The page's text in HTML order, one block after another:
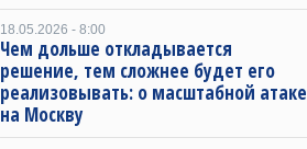
18.05.2026 - 8:00
Чем дольше откладывается
решение, тем сложнее будет его
реализовывать: о масштабной атаке
на Москву